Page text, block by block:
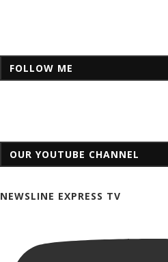
FOLLOW ME
OUR YOUTUBE CHANNEL
NEWSLINE EXPRESS TV